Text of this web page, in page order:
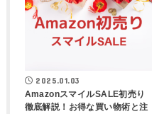
2025.01.03
AmazonスマイルSALE初売り
徹底解説！お得な買い物術と注